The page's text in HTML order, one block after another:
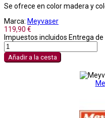
Se ofrece en color madera y
Marca: Meyvaser
119,90 €
Impuestos incluidos Entrega
Añadir a la cesta